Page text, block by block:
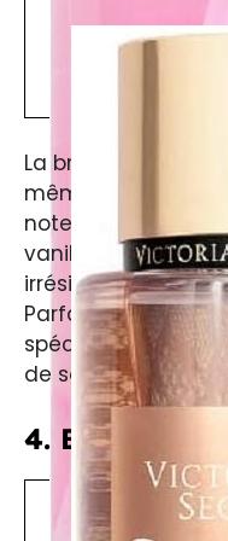
La brume
même du glamour
notes de fleurs de
vanille confèrent
irrésistible qui ne
Parfaite pour les
spéciales, cette
de séduction.
4. Bare Vanilla